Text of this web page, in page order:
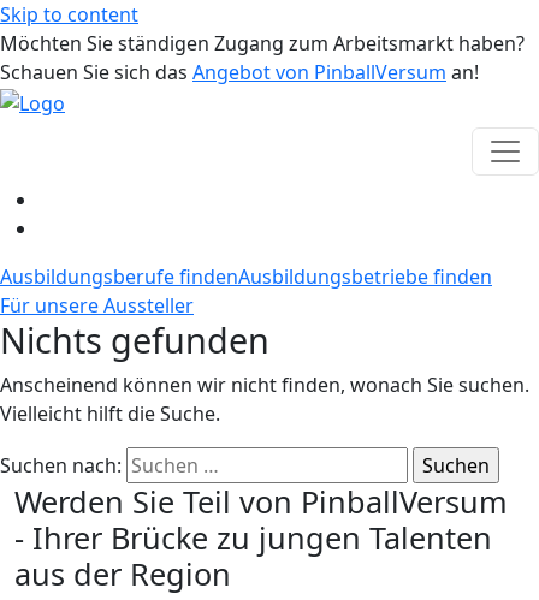
Skip to content
Möchten Sie ständigen Zugang zum Arbeitsmarkt haben?
Schauen Sie sich das Angebot von PinballVersum an!
Ausbildungsberufe findenAusbildungsbetriebe finden
Für unsere Aussteller
Nichts gefunden
Anscheinend können wir nicht finden, wonach Sie suchen.
Vielleicht hilft die Suche.
Suchen nach:
Werden Sie Teil von PinballVersum
- Ihrer Brücke zu jungen Talenten
aus der Region